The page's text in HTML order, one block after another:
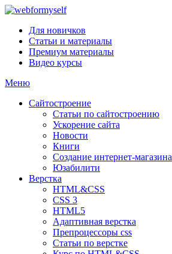
Для новичков
Статьи и материалы
Премиум материалы
Видео курсы
Меню
Сайтостроение
Статьи по сайтостроению
Ускорение сайта
Новости
Книги
Создание интернет-магазина
Юзабилити
Верстка
HTML&CSS
CSS 3
HTML5
Адаптивная верстка
Препроцессоры css
Статьи по верстке